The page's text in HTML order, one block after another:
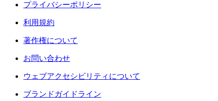
プライバシーポリシー
利用規約
著作権について
お問い合わせ
ウェブアクセシビリティについて
ブランドガイドライン